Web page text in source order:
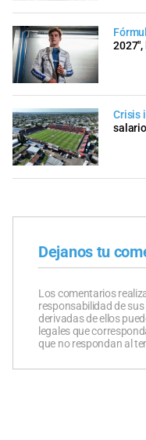
Crisis
Dejanos tu
Los comentarios
responsabilidad de
derivadas de ellos
legales que
que no respondan al